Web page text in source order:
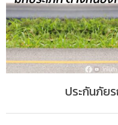
ประกันภัย